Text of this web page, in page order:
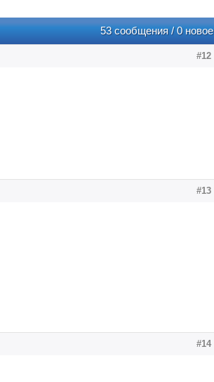
53 сообщения / 0 новое
#12
#13
#14